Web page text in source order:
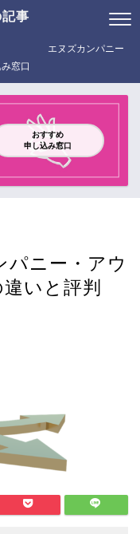
事
窓口
エヌズカンパニー
おすすめ
申し込み窓口
パニー・アウ
いと評判